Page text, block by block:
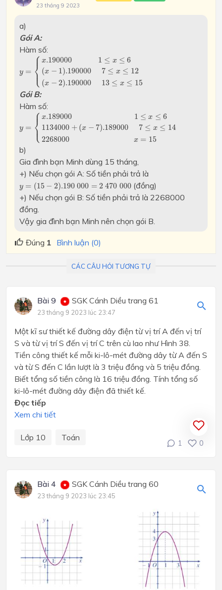
23 tháng 9 2023
a)
Gói A:
Hàm số:
y = ⎧
⎪
⎨
⎪
⎩
x.190000 1 ≤ x ≤ 6
(x − 1 ).190000 7 ≤ x ≤ 12
(x − 2).190000 13 ≤ x ≤ 15
y ={x.1900001 − ) .190000
Gói B:
Hàm số:
y = ⎧
⎪
⎨
⎪
⎩
x.189000 1 ≤ x ≤ 6
1134000 + (x − 7).189000 7 ≤ x ≤ 14
2268000
x = 15
y ={x.1890001 x 7 .189000
b)
Gia đình bạn Minh dùng 15 tháng,
+) Nếu chọn gói A: Số tiền phải trả là
y = (15 − 2).190 000 = 2 470 000
15 − .190000= 470000
(đồng)
+) Nếu chọn gói B: Số tiền phải trả là 2268000
đồng.
Vậy gia đình bạn Minh nên chọn gói B.
Đúng 1 Bình luận (0)
CÁC CÂU HỎI TƯƠNG TỰ
Bài 9 SGK Cánh Diều trang 61
23 tháng 9 2023 lúc 23:47
Một kĩ sư thiết kế đường dây điện từ vị trí A đến vị trí
S và từ vị trí S đến vị trí C trên cù lao như Hình 38.
Tiền công thiết kế mỗi ki-lô-mét đường dây từ A đến S
và từ S đến C lần lượt là 3 triệu đồng và 5 triệu đồng.
Biết tổng số tiền công là 16 triệu đồng. Tính tổng số
ki-lô-mét đường dây điện đã thiết kế.
Đọc tiếp
Xem chi tiết
Lớp 10 Toán
1 0
Bài 4 SGK Cánh Diều trang 60
23 tháng 9 2023 lúc 23:45